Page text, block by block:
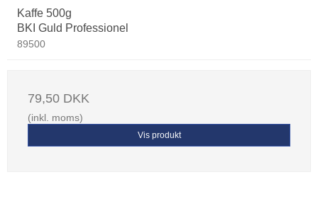
Kaffe 500g
BKI Guld Professionel
89500
79,50 DKK
(inkl. moms)
Vis produkt